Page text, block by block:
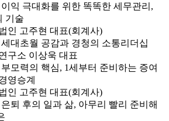
이익 극대화를 위한 똑똑한 세무관리,
기술
인 고주현 대표(회계사)
세대초월 공감과 경청의 소통리더십
구소 이상욱 대표
부모력의 핵심, 1세부터 준비하는 증여
영승계
인 고주현 대표(회계사)
은퇴 후의 일과 삶, 아무리 빨리 준비해